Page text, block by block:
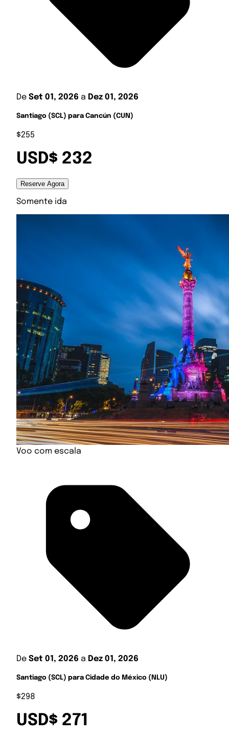
De Set 01, 2026 a Dez 01, 2026
Santiago (SCL) para Cancún (CUN)
$255
USD$ 232
Reserve Agora
Somente ida
Voo com escala
De Set 01, 2026 a Dez 01, 2026
Santiago (SCL) para Cidade do México (NLU)
$298
USD$ 271